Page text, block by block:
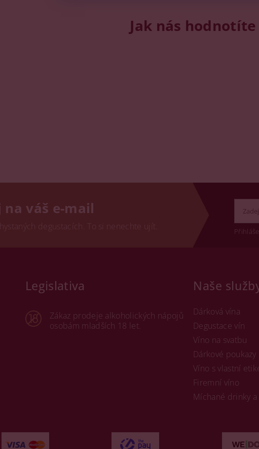
Jak nás hodnotíte
váš e-mail
degustacích. To si nenechte ujít.
Legislativa
Zákaz prodeje alkoholických nápojů
osobám mladších 18 let.
Naše
Dárková vína
Degustace vín
Víno na svatbu
Dárkové poukazy
Víno s vlastní
Firemní víno
Míchané drinky